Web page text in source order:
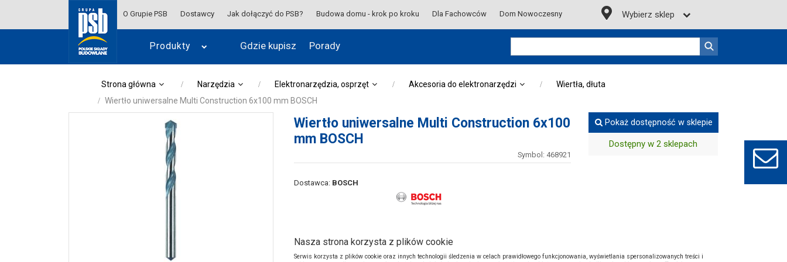
Produkty
O Grupie PSB Dostawcy Jak dołączyć do PSB? Budowa domu - krok po kroku Dla Fachowców Dom Nowoczesny Wybierz sklep
Gdzie kupisz Porady
Strona główna Narzędzia Elektronarzędzia, osprzęt Akcesoria do elektronarzędzi
Wiertła, dłuta
Wiertło uniwersalne Multi Construction 6x100 mm BOSCH
Wiertło uniwersalne Multi Construction 6x100
mm BOSCH
Symbol: 468921
Dostawca: BOSCH
Pokaż dostępność w sklepie
Dostępny w 2 sklepach
Opis produktu:
Wiertła, dłutato akcesoria, które często są wykorzystywane podczas różnego rodzaju prac remontowych czy
Nasza strona korzysta z plików cookie
Serwis korzysta z plików cookie oraz innych technologii śledzenia w celach prawidłowego funkcjonowania, wyświetlania spersonalizowanych treści i